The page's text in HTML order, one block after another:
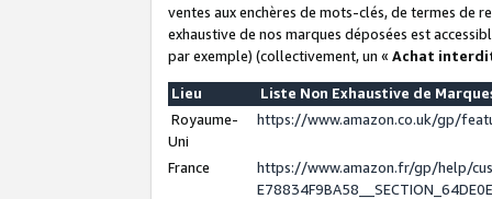
ventes aux enchères de mots-clés, de termes de
exhaustive de nos marques déposées est
par exemple) (collectivement, un « Achat interdit
Lieu
Liste Non Exhaustive de
Royaume-
Uni
https://www.amazon.co.uk/gp/
France
https://www.amazon.fr/gp/help/